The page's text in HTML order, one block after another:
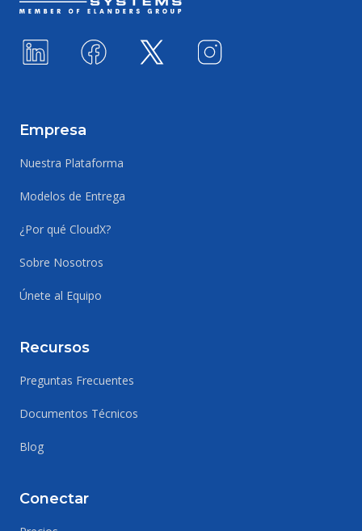
Empresa
Nuestra Plataforma
Modelos de Entrega
¿Por qué CloudX?
Sobre Nosotros
Únete al Equipo
Recursos
Preguntas Frecuentes
Documentos Técnicos
Blog
Conectar